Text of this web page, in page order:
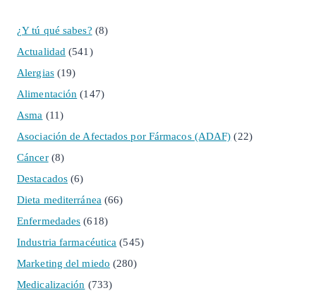
¿Y tú qué sabes? (8)
Actualidad (541)
Alergias(19)
Alimentación (147)
Asma (11)
Asociación de Afectados por Fármacos (ADAF) (22)
Cáncer(8)
Destacados (6)
Dieta mediterránea (66)
Enfermedades (618)
Industria farmacéutica (545)
Marketing del miedo (280)
Medicalización (733)